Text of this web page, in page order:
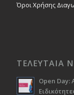
Όροι Χρήσης
ΤΕΛΕΥΤΑΙΑ
Open Day: